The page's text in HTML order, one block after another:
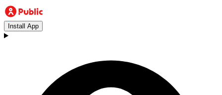
Install App